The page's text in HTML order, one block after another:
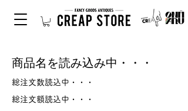
商品名を読み込み中・・・
総注文数読込中・・・
総注文額読込中・・・